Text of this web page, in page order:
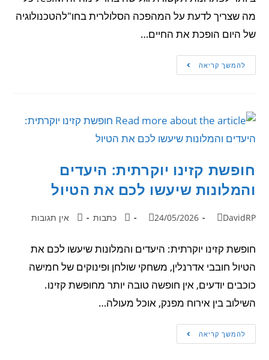
מה שצריך לדעת על המהפכה הסלולרית בחו"להטכנולוגיה
של היום הופכת את החיים…
להמשך קריאה
חופשת קזינו יוקרתית: היעדים
והמלונות שיעשו לכם את הטיול
DavidRP
24/05/2026 כתבות אין תגובות
חופשת קזינו יוקרתית: היעדים והמלונות שיעשו לכם את
הטיול חובבי אדרנלין, משחקי שולחן ופינוקים של חמישה
כוכבים יודעים, אין חופשה טובה יותר מחופשת קזינו.
השילוב בין אירוח מפנק, אוכל מעולה…
להמשך קריאה